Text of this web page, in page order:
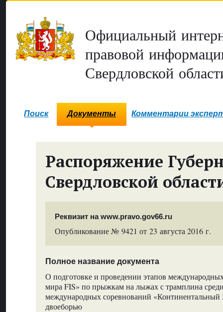
Официальный
правовой
Свердловской
Поиск Документы Комментарии
Распоряжение
Свердловской
Реквизит на www.pravo.gov66.ru
Опубликование № 9421 от 23 августа 2016 г.
Полное название документа
О подготовке и проведении этапов
мира FIS» по прыжкам на лыжах с трамплина
международных соревнований
двоеборью